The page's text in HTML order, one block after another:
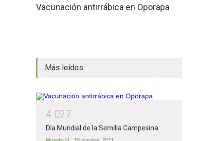
Vacunación antirrábica en Oporapa
Más leídos
4 027
Día Mundial de la Semilla Campesina